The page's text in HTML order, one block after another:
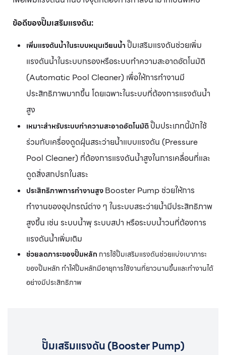
ข้อดีของปั๊มเสริมแรงดัน:
เพิ่มแรงดันน้ำในระบบหมุนเวียนน้ำปั๊มเสริมแรงดันช่วยเพิ่ม
แรงดันน้ำในระบบกรองหรือระบบทำความสะอาดอัตโนมัติ
(Automatic Pool Cleaner) เพื่อให้การทำงานมี
ประสิทธิภาพมากขึ้น โดยเฉพาะในระบบที่ต้องการแรงดันน้ำ
สูง
เหมาะสำหรับระบบทำความสะอาดอัตโนมัติปั๊มประเภทนี้มักใช้
ร่วมกับเครื่องดูดฝุ่นสระว่ายน้ำแบบแรงดัน (Pressure
Pool Cleaner) ที่ต้องการแรงดันน้ำสูงในการเคลื่อนที่และ
ดูดสิ่งสกปรกในสระ
ประสิทธิภาพการทำงานสูงBooster Pump ช่วยให้การ
ทำงานของอุปกรณ์ต่าง ๆ ในระบบสระว่ายน้ำมีประสิทธิภาพ
สูงขึ้น เช่น ระบบน้ำพุ ระบบสปา หรือระบบน้ำวนที่ต้องการ
แรงดันน้ำเพิ่มเติม
ช่วยลดภาระของปั๊มหลัก การใช้ปั๊มเสริมแรงดันช่วยแบ่งเบาภาระ
ของปั๊มหลัก ทำให้ปั๊มหลักมีอายุการใช้งานที่ยาวนานขึ้นและทำงานได้
อย่างมีประสิทธิภาพ
ปั๊มเสริมแรงดัน (Booster Pump)